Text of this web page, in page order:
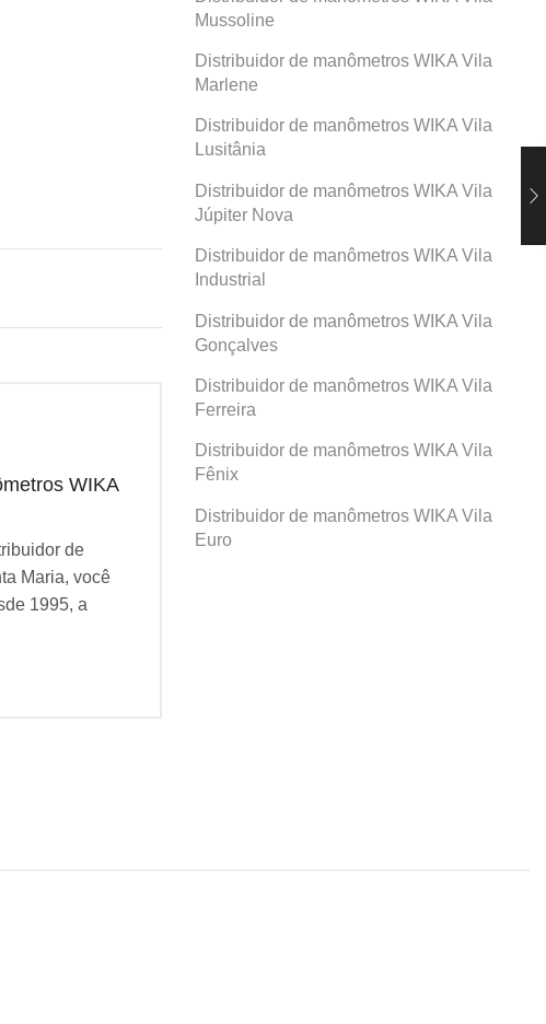
WIKA
de
Maria, você
1995, a
Distribuidor de manômetros WIKA
Prosperidade
Se você busca por Distribuidor de
Mussoline
Distribuidor de manômetros WIKA Vila
Marlene
Distribuidor de manômetros WIKA Vila
Lusitânia
Distribuidor de manômetros WIKA Vila
Júpiter Nova
Distribuidor de manômetros WIKA Vila
Industrial
Distribuidor de manômetros WIKA Vila
Gonçalves
Distribuidor de manômetros WIKA Vila
Ferreira
Distribuidor de manômetros WIKA Vila
Fênix
Distribuidor de manômetros WIKA Vila
Euro